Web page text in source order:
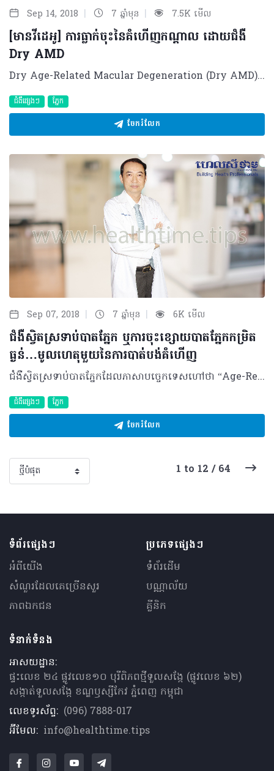
Sep 14, 2018 | 7 ឆ្នាំមុន | 7.5K មើល
[មានវីដេអូ] ការធ្លាក់ចុះនៃគំហើញកណ្តាល ដោយជំងឺ
Dry AMD
Dry Age-Related Macular Degeneration (Dry AMD) ត្រូវបានសង្កេតឃើញថាមានការកើតឡើងចំពោះអ្នកដែលមានវ័យចាប់ពី ៦៥ឆ្នាំឡើង និងពិសេសចំពោះជនជាតិស្បែកស។ នៅប៉ុន្មានឆ្នាំចុងក្រោយនេះផងដែរ ករណីនៃជំងឺ Dry AMD ត្រូវបានដឹងថាមានការកើនឡើងជាលំដាប់ ចំពោះជនជាតិអាស៊ីដោយសារកត្តាជាច្រើន។ តើអ្វីជា Dry AMD? Dry Age-Related Macular Degeneration (Dry AMD) គឺជាការវិវឌ្ឍចុះខ្សោយនៃកោសិកាបាតភ្នែក បណ្តាលមកពីជរាភាព ដែលវាអាចធ្វើឲ្យមានការធ្លាក់ចុះនៃគំហើញកណ្តាលរបស់អ្នកជំងឺ។ មូលហេតុ និងកត្តាប្រឈម មូលហេតុពិតប្រាកដនៃជំងឺ Dry AMD នៅមិនទាន់ត្រូវបានដឹងច្បាស់នៅឡើយទេ ប៉ុន្តែជាក់ស្តែង កត្តាបរិស្ថាន និងសេនេទិច ត្រូវបានដឹងថាអាចបង្កើនហានិភ័យក្នុងការប្រឈមនឹងជំងឺនេះបាន។ ក្រៅពីនេះ អ្នកដែលមានហានិភ័យខ្ពស់ក្នុងការប្រឈមនឹងជំងឺ Dry AMD រួមមាន៖ - មនុស្សវ័យចំណាស់ ពិសេសចាប់ពី ៦៥ឆ្នាំឡើង - អ្នកមានជំងឺប្រចាំកាយដូចជា ជំងឺសរសៃឈាមបេះដូង លើសជាតិខ្លាញ់ជាដើម - អ្នកចូលចិត្តពិសាអាហារមានជាតិខ្លាញ់ច្រើន និងពិសេសអ្នកញៀនបារី - អ្នកមានប្រវត្តិគ្រួសារធ្លាប់កើតជំងឺនេះ - អ្នកមានមុខរបរ ឬការងារ ឬរស់នៅ មិនសូវសកម្ម ដូចជាឧស្សាហ៍អង្គុយនៅមួយកន្លែងមិនសូវបានធ្វើចលនា។ រោគសញ្ញាសម្គាល់ - ដំណាក់កាលដំបូង៖ អ្នកជំងឺអាចពុំមានផលប៉ះពាល់ណាមួយលើគំហើញឡើយ (ការមើលឃើញធម្មតា ឬបើសិនធ្លាក់ចុះអាចធ្លាក់ចុះក្នុងកម្រិតបន្តិចបន្តួច) ដែលជាហេតុធ្វើឲ្យអ្នកជំងឺមិនដឹងថាខ្លួនមានជំងឺនេះ។ - ដំណាក់កាលធ្ងន់ធ្ងរ៖ • ការមើលឃើញ ឬគំហើញកណ្តាលរបស់គាត់អាចធ្លាក់ចុះ មានន័យថារាល់ផ្ទៃរូបភាពដែលគាត់មើលអាចមានចំណុចពណ៌ខ្មៅនៅកណ្តាល ដែលធ្វើឲ្យគាត់បាត់បង់រូបភាពកណ្តាល • ការមើលឃើញអាចមិនស្មើសាច់ វៀច ប៉ោងឬកោង ជាពិសេសនៅពេលអ្នកជំងឺធ្វើដំណើរ • បន្ទាប់មក អាចមានការថយចុះក្នុងការមើលពណ៌ មានន័យថាពណ៌ដែលឃើញមិនដូចធម្មជាតិដោយអាចស្លេកជាងមុន ឬឈានដល់ការបាត់បង់ពណ៌ទាំងស្រុងតែម្តង • បន្ទាប់មកទៀត អ្នកជំងឺអាចមានផលលំបាកក្នុងការមើល នៅពេលផ្លាស់ទីពីកន្លែងងងឹតទៅកន្លែងភ្លឺ ឬ ពីភ្លឺមកងងឹត។ យន្តការនៃជំងឺ Dry AMD ស្រទាប់បាតភ្នែករេទីណា (Retina) មានកោសិកាមួយឈ្មោះ Bruch membrane ដែលស្ថិតនៅចន្លោះសរសៃឈាម និងកោសិកាសម្រាប់ចាប់ពណ៌ និងពន្លឺ។ ចំពោះអ្នកជំងឺ Dry AMD គេសង្កេតឃើញកោសិកា Bruch membrane មានភាពក្រាស់ជាងមុន និងមានភាពខ្សោយជាងមុនដែលបណ្តាលឲ្យពពួកប្រូតេអុីន និងលីពីត (ខ្លាញ់)អាចមកប្រមូលផ្តុំនៅត្រង់នោះ បង្កឲ្យមានភាពប៉ោង ឬហើម និងបង្កើតបានជា Drusen (កាកសំណល់ប្រូតេអ៊ីន និងលីពីតដែលកកនៅកោសិកាបាតភ្នែកត្រង់កន្លែងចាប់រូបភាព)។ ការធ្វើរោគវិនិច្ឆ័យត្រឹមត្រូវ ការធ្វើរោគវិនិច្ឆ័យ Dry AMD ផ្តោតសំខាន់លើការពិនិត្យសុខភាពបាតភ្នែក ដោយប្រើប្រាស់ថ្នាំបន្តក់ពង្រីកកូនក្រមុំភ្នែក ដើម្បីមើលបាតភ្នែកទាំងមូល និងជាពិសេសត្រង់ចំណុចចាប់រូបភាពកណ្តាលនៅលើបាតភ្នែក (Macula) ដែលរួមមាន៖ - ការស្កេន OCT ដើម្បីដឹងពីកម្រាស់នៃសរសៃបាតភ្នែក ៖ ប្រសិនលទ្ធផលបង្ហាញពីភាពហើម ឬក្រាស់ជាងធម្មតានៃសរសៃបាតភ្នែក អាចបញ្ជាក់បានថាជាជំងឺ Dry AMD ។ - បន្ទាប់មក គ្រូពេទ្យអាចប្រើបច្ចេកទេសមួយទៀតដោយការចាក់ថ្នាំដែលមានសារធាតុ Fluo-rescence សម្រាប់ថត Angiography ដើម្បីមើលឃើញកោសិកា និងរចនាសម្ព័ន្ធសរសៃឈាម(រកមើលការដុះសរសៃឈាមថ្មី ឬការហូរឈាមជាដើម) ។ ការព្យាបាលសមស្រប ការព្យាបាលជំងឺ Dry AMD ត្រូវធ្វើឡើងអាស្រ័យលើដំណាក់កាលនីមួយៗ៖ - ដំណាក់កាលដំបូង ៖ ការព្យាបាលអាចផ្តោតលើរបៀបរបបនៃការញ៉ាំចំណីអាហារ ដោយតម្រូវឲ្យអ្នកជំងឺបន្ថយការបរិភោគអាហារមានជាតិខ្លាញ់គ្រឿងស្រវឹង ពិសេសកាត់ផ្តាច់ការពិសាបារី និងអាចផ្តោតលើទម្លាប់រស់នៅបែបសកម្មផងដែរ។ - ដំណាក់កាលបន្ទាប់ ឬធម្យម ៖ ការព្យាបាលអាចផ្តោតលើការបន្ថែមអាហារបំប៉នដែលមានសារធាតុ Antioxidants ដូចជាពពួក Lutein ឬ Zeaxanthin ដោយវាអាចបន្ថយការវិវឌ្ឍនៃជំងឺទៅជាធ្ងន់ធ្ងរ និងត្រូវបន្តជំរុញការប្រកាន់របបអាហារត្រឹមត្រូវ ជាមួយទម្លាប់ក្នុងការរស់នៅបែបសកម្ម។ - ករណីមិនទទួលបានលទ្ធផលល្អ ក្រោយការប្រើប្រាស់មធ្យោបាយខាងលើ ឬអ្នកជំងឺថែមទាំងមានលេចឡើងនូវសរសៃឈាមថ្មី ឬការហូរឈាមនៅសរសៃបាតភ្នែក នោះការព្យាបាលនឹងផ្តោតលើការបញ្ឈប់ការហូរឈាម និងកាត់បន្ថយការដុះសរសៃឈាមដោយការប្រើកាំរស្មី ឬ ថ្នាំចាក់។ ផលវិបាកនៃអ្នកជំងឺ Dry AMD ចំពោះអ្នកជំងឺដែលមិនបានមកទទួលការពិនិត្យភ្នែកសោះ ឬមិនបានព្យាបាលត្រឹមត្រូវ អាចមានការវិវឌ្ឍឈានដល់ដំណាក់កាលធ្ងន់ធ្ងរទៅហើយ។ ករណីនេះអ្នកជំងឺអាចរងគ្រោះដោយផលវិបាកធ្ងន់ធ្ងរដូចជា ដុះសរសៃឈាម និងហូរឈាមបាតភ្នែក ដែលពិបាកក្នុងការព្យាបាល។ ម៉្យាងវិញទៀត អ្នកជំងឺអាចប្រឈមនឹងការបាត់បង់គំហើញកណ្តាលជារៀងរហូត បានន័យថារាល់រូបភាពដែលគាត់មើល នឹងឃើញមានចំណុចខ្មៅនៅកណ្តាល (តែសងខាងចំណុចខ្មៅអាចនៅមើលឃើញ)។ ការការពារចាំបាច់ - ចំពោះអ្នកមានវ័យចាប់ពី ៦០ឆ្នាំ គួរមកទទួលការពិនិត្យសុខភាពភ្នែកយ៉ាងហោចម្តងក្នុងមួយឆ្នាំ និងទទួលដំបូន្មានលើការពិនិត្យសុខភាពទូទៅក៏ដូចជាគ្រប់គ្រង និងព្យាបាលដោយវេជ្ជបណ្ឌិតឯកទេសផងដែរ ប្រសិនបើគាត់មានជំងឺផ្សេងទៀតដូចជា លើសឈាម ទឹកនោមផ្អែម លើសជាតិខ្លាញ់ជាដើម។ - ប្រសិនបើអ្នកជំងឺដែលត្រូវបានធ្វើរោគវិនិច្ឆ័យឃើញថាមានជំងឺ Dry AMD ហើយ ត្រូវចៀសវាងនូវកត្តាហានិភ័យដែលជំរុញការវិវឌ្ឍរបស់ជំងឺដូចជា កត្តាចំណីអាហារ ដែលត្រូវបន្ថយអាហារខ្លាញ់ បារី ស្រា និងកត្តារស់នៅ។ ក្រៅពីនេះ ត្រូវចៀសវាងភាពមិនសកម្ម ពិសេសត្រូវផ្តាច់បារី និងប្រសិនបើមានអាការៈប្រែប្រួលណាមួយលើគំហើញត្រូវមកជួបតាមដានជាមួយនឹងគ្រូពេទ្យជំនាញឲ្យបានឆាប់រហ័ស។ ជំងឺ Dry AMD អាចចាត់ទុកបានថាជាជំងឺថ្មីមួយទៀតដែលត្រូវបានរកឃើញកើនឡើងជាលំដាប់ចំពោះប្រជាជនអាស៊ី ក៏ដូចជាប្រជាជនកម្ពុជាផងដែរ ដោយសារកត្តាប្រែប្រួលនានារួមទាំងចំណីអាហារ ការរស់នៅ ជាមួយនឹងការកើនឡើងនូវជំងឺរ៉ាំរ៉ៃផ្សេងៗ (ការលើសជាតិខ្លាញ់ លើសសម្ពាធឈាម និងទឹកនោមផ្អែមជាដើម)។ ដូចនេះ រាល់អ្នកជំងឺដែលបានរកឃើញថាមានជំងឺ Dry AMDហើយ ក្រៅពីធ្វើការព្យាបាលលើជំងឺនេះផ្ទាល់ គាត់ក៏ត្រូវចាំបាច់ស្វែងរកការព្យាបាលលើជំងឺទូទៅរបស់ខ្លួនឲ្យបានប្រញាប់ផងដែរ ដើម្បីចៀសវាងនូវហានិភ័យធ្ងន់ធ្ងរទៅថ្ងៃក្រោយដែលពិបាកក្នុងការព្យាបាល។ ដោយឡែក វេជ្ជបណ្ឌិតរួមទាំងអ្នកវិជ្ជាជីវៈសុខាភិបាល ក៏គួរប្រាកដថាអ្នកជំងឺដែលមានជំងឺទូទៅត្រូវបានពន្យល់ និងណែនាំឲ្យទទួលការពិនិត្យសុខភាពបាតភ្នែកផងដែរ ប្រសិនបើគាត់មានរោគសញ្ញា ឬបញ្ហាភ្នែក ដោយសារមិនថាជំងឺទឹកនោមផ្អែម លើសជាតិខ្លាញ់ ឬលើសឈាមទេ សុទ្ធតែអាចបង្កហានិភ័យដល់សរីរាង្គដែលមានសរសៃឈាមផ្សេងទៀត។ បកស្រាយដោយ​៖​ វេជ្ជបណ្ឌិត អៀ រស្មី ឯកទេសចក្ខុរោគ នៅមន្ទីរពេទ្យមិត្តភាពខ្មែរ-សូវៀត និងគ្លីនិកឯកទេសភ្នែក ម៉េង រ័ត្ននីន ©2018 រក្សាសិទ្ធិគ្រប់យ៉ាង​ដោយ Healthtime Corporation ចំពោះគ្រប់អត្ថបទដោយគ្មានផ្នែកណាមួយត្រូវបោះពុម្ពផ្សាយចូល ប្រព័ន្ធអ៊ីនធឺណែតឧបករណ៍អេឡិចត្រូនិកអាត់ជាសំឡេងឬថតចំលងគ្រប់រូបភាពដោយគ្មានការអនុញ្ញាតឡើយ
ជំងឺផ្សេងៗ ភ្នែក
ចែករំលែក
Sep 07, 2018 | 7 ឆ្នាំមុន | 6K មើល
ជំងឺស្វិតស្រទាប់បាតភ្នែក ឬការចុះខ្សោយបាតភ្នែកកម្រិត
ធ្ងន់…មូលហេតុមួយនៃការបាត់់បង់គំហើញ
ជំងឺស្វិតស្រទាប់បាតភ្នែកដែលភាសាបច្ចេកទេសហៅថា “Age-Related Macular​ De​generation (AMD)” ត្រូវបានបែងចែកចេញជាពីរប្រភេទ រួមមានប្រភេទស្ងួត ឬDry AMD ដែលមានជ្រាបខ្លាញ់ និងមានសម្លាកតិចតួចនៅលើស្រទាប់បាតភ្នែក និងមួយប្រភេទទៀតគឺ “Wet AMD” មានជ្រាបឈាមចេញពីស្រទាប់បាតភ្នែក និងដុះសរសៃឈាមថ្មីស្រទាប់ក្រោម។ ជំងឺនេះត្រូវបានសង្កេតឃើញថាច្រើនកើតមានទៅលើមនុស្សចាស់ អំឡុងវ័យចាប់ពី៥០ឆ្នាំឡើងទៅ។ Wet Age-Related Macular Degene​ration (Wet AMD) គឺជាផ្នែកមួយនៃជំងឺស្វិតស្រទាប់បាតភ្នែក ឬការចុះខ្សោយបាតភ្នែក​កម្រិតធ្ងន់ ហៅកាត់ថា AMD ដែលជា​ប្រភេទជំងឺភ្នែករ៉ាំរ៉ៃ និងមានការវិវឌ្ឍយឺតៗទៅរកភាពចាស់ ឬស្វិតនៃស្រទាប់បាតភ្នែក (Macular) ដោយឃើញមានដុះសរសៃឈាមថ្មី និងមានជ្រាបឈាមចេញពីស្រទាប់នោះធ្វើឲ្យអ្នកជំងឺចុះខ្សោយគំហើញភ្លាមៗ ​ហើយមិនអាច​ជាសះមកសភាពដើមវិញឡើយ។ មូលហេតុ និងកត្តាប្រឈម អ្នកជំងឺស្វិតស្រទាប់បាតភ្នែក គឺទាក់ទងទៅនឹង​វ័យចាស់អាយុចាប់ពី៥០ឆ្នាំឡើងទៅ ជាពិសេស​អំឡុងអាយុ៧០ឆ្នាំ រួមជាមួយនឹងកត្តាបន្ទាប់បន្សំ​ដទៃទៀតដូចជា៖ • ប្រវត្តិគ្រួសារធ្លាប់មានជំងឺស្វិតស្រទាប់បាតភ្នែក • អ្នកដែលមានបញ្ហាភ្នែកដូចជាស្រវាំងជិត ឬ​ពាក្យសាមញ្ញហៅថា ម៉្ញូបមនុស្សចាស់ (Hypermetropia) • ជនជាតិស្បែកស ឬអ្នកដែលមានប្រស្រី​ភ្នែកពណ៌ខៀវ ឬប្រាក់ជួបប្រទះច្រើនជាងអ្នកដែលមានប្រស្រីភ្នែកខ្មៅ ឬត្នោត • អ្នកចូលចិត្តទទួលទានជាតិស្រវឹង និងជក់បារី • អ្នកមានជំងឺប្រចាំកាយដូចជា លើសសម្ពាធឈាម លើសជាតិខ្លាញ់ ស្ទះសរសៃឈាមបេះដូង ទឹកនោមផ្អែម និងស្រ្ដូក (Stroke) ជាដើម • អ្នកដែលលើសទម្ងន់ មិនសូវហាត់ប្រាណ • កង្វះអាហារូបត្ថម្ភ អ្នកដែលប្រើថ្នាំ បេតាប្លុកឃើរ រយៈពេលវែង • អ្នកជំងឺវះកាត់ភ្នែក និងភ្នែកឡើងបាយ • អ្នកប្រឈមទៅនឹងកាំពន្លឺ ជាពិសេសពន្លឺ ព្រះអាទិត្យ • កើតមានទៅលើស្ត្រី (២/៣) ច្រើនជាង បុរស (១/៣) • អ្នកជំងឺកើតលើភ្នែកម្ខាងពីមុនមក (ដែល ជាទូទៅវាច្រើនកើតទៅលើភ្នែកទាំងសងខាង)។ ដោយសារតែមាននូវកត្តាប្រឈមខាងលើទើបបណ្ដាលឲ្យស្រទាប់បាតភ្នែក និងសរសៃឈាមតូចៗ (Choriocapillary) នៃស្រទាប់នោះ មានការខូចខាត ឬស្ទះ ធ្វើឲ្យមានការជ្រាបឈាម និងខ្លាញ់ដែលបណ្ដាលឲ្យស្រទាប់កណ្ដាលនៃបាតភ្នែកត្រង់កន្លែងចាប់ពណ៌ (Mucular) ឡើងហើម និងមានឈាមចេញមកក្រៅ។ រោគសញ្ញានៃ Wet AMD ជាទូទៅ អ្នកជំងឺមានការវិវឌ្ឍពី Dry AMD ទៅជា Wet AMD ដោយមានអាការៈស្រវាំងខ្លាំងភ្លាមៗ ចំកណ្ដាលតែម្ដង និងអាចមើលឃើញរូបភាពវៀច ឬស្រមោលខ្មៅ។ ក្រៅពីសញ្ញាខាងលើ​ ការពិនិត្យរបស់អ្នកឯកទេសបានបង្ហាញពីការជ្រាបឈាម និងការដុះសរសៃឈាមថ្មីៗ នៅនឹងស្រទាប់រេទីន ឬស្រទាប់ខាងក្រោមបាតភ្នែក ដែល នាំឲ្យបាំងកាំពន្លឺ ជាហេតុធ្វើឲ្យស្រវាំង។ ការកំណត់រោគវិនិច្ឆ័យ កាលណាមានការស្រវាំងភ្នែកទាំងសងខាង ឬតែម្ខាងក្នុងវ័យចាស់ អ្នកជំងឺត្រូវតែប្រញាប់ធ្វើការ​ពិនិត្យភ្នែកជាមួយនឹងអ្នកឯកទេស ដែលការពិនិត្យរួមមាន៖ • ការវាស់គំហើញ • ការវាស់សម្ពាធក្នុងភ្នែក • ការវាស់រូបភាពតាមរយៈ Amsler grid • ការពិនិត្យបាតភ្នែកដោយពង្រីកប្រស្រីភ្នែកដែលក្នុង Wet AMD អាចឃើញមានហើម និងជ្រាបឈាមនៅបាតភ្នែក • លើសពីនេះ គ្រូពេទ្យអាចធ្វើការចាក់ថ្នាំចូល​ទៅក្នុងសរសៃឈាមដើម្បីថតបាតភ្នែក និងដឹងច្បាស់ពីទំហំនៃការខូចខាតរបស់បាតភ្នែក​​ (Fundus Fluorescein Angiography (FFA) • ការស្កេនស្រទាប់បាតភ្នែក (OCT & ICG)។ ការព្យាបាល និងផលវិបាក ជំងឺស្វិតស្រទាប់បាតភ្នែកប្រភេទ Wet AMD ត្រូវធ្វើការព្យាបាលជាចាំបាច់តាម៣របៀប រួមមាន៖ • ព្យាបាលដោយប្រើឡាស៊ែរ៖ មានឥទ្ធិពល ទៅភ្ជិតសរសៃឈាមដែលមានជ្រាបឈាម និងកាត់បន្ថយសរសៃឈាមដុះថ្មី • ព្យាបាលដោយចាក់ថ្នាំ៖ ការប្រើប្រភេទថ្នាំ Anti-Vascular Endothelial Growth Factor (Anti-VEGF) ចាក់ទៅក្នុងភ្នែក ដើម្បីកាត់បន្ថយនូវការដុះលូតលាស់នៃសរសៃឈាមថ្មីៗ ដែលងាយដាច់ និងជ្រាបឈាម • ការវះកាត់៖ ធ្វើឡើងក្នុងករណីមានសរសៃឈាមដុះថ្មីច្រើន ដែលត្រូវព្យាបាលរួមជាមួយការបាញ់ឡាស៊ែរ (PDT)។ ការបាត់បង់គំហើញមិនអាចស្រោចស្រង់បានដោយសារ Wet AMD នឹងកើនឡើងរហូត ទៅដល់៨៨% ប្រសិនបើអ្នកជំងឺមិនបានទទួលការព្យាបាលទាន់ពេលវេលា។ វិធីសាស្រ្តក្នុងការការពារ យើងអាចបញ្ចៀសខ្លួនពីជំងឺស្វិតស្រទាប់បាតភ្នែកបាន ដោយកាត់បន្ថយនូវកត្តាប្រឈមមួយចំនួនដែលយើងអាចធ្វើទៅបានតួយ៉ាង កាត់បន្ថយ ការទទួលទានអាហារប្រភេទខ្លាញ់ បញ្ឈប់ការ សេពគ្រឿងស្រវឹង ផ្តាច់បារី និងថែរក្សាសុខភាពមិនឲ្យមានជំងឺរ៉ាំរ៉ៃ ឬជំងឺប្រចាំកាយជាដើម។ អាយុកាន់តែច្រើន តែងតែជួបប្រទះនូវបញ្ហាភ្នែកជាញឹកញាប់ ដូច្នេះ ចំពោះអ្នកដែលមានអាយុចាប់ ពី៥០ឆ្នាំឡើងទៅ គួរទៅពិនិត្យភ្នែករៀងរាល់មួយឆ្នាំម្ដង ដើម្បីតាមដានសុខភាព ភ្នែក។ ទោះបីមានការស្រវាំងតិចតួចក្ដី ត្រូវតែទៅទទួលការពិនិត្យ និងព្យាបាលពីអ្នកឯកទេសចក្ខុរោគឲ្យបានត្រឹមត្រូវ ដើម្បីអាចជួយសង្គ្រោះពីការបាត់បង់គំហើញទាន់ពេលវេលា។ សម្រាប់ព័ត៌មានបន្ថែមសូមទំនាក់ទំនង លេខទូរស័ព្ទ៖ ០១២ ៩២២ ៩៤២ អ៊ីម៉ែល៖ amarinmarmd@gmail.com បកស្រាយដោយ​៖ សាស្ត្រាចារ្យ វេជ្ជបណ្ឌិត ម៉ារ អមរិន្ទ ឯកទេសចក្ខុរោគ មានតួនាទីជាអនុប្រធានការិយាល័យបច្ចេកទេស និងជាប្រធានផ្នែកចក្ខុរោគ នៃមន្ទីរពេទ្យព្រះអង្គឌួង ©2018 រក្សាសិទ្ធិគ្រប់យ៉ាង​ដោយ Healthtime Corporation ចំពោះគ្រប់អត្ថបទដោយគ្មានផ្នែកណាមួយត្រូវបោះពុម្ពផ្សាយចូល ប្រព័ន្ធអ៊ីនធឺណែតឧបករណ៍អេឡិចត្រូនិកអាត់ជាសំឡេងឬថតចំលងគ្រប់រូបភាពដោយគ្មានការអនុញ្ញាតឡើយ
ជំងឺផ្សេងៗ ភ្នែក
ចែករំលែក
1 to 12 / 64
ទំព័រផ្សេងៗ
អំពីយើង
សំណួរ​ដែលគេ​ច្រើន​សួរ
ភាពឯកជន
ប្រភេទផ្សេងៗ
ទំព័រដើម
បណ្ណាល័យ
គ្លីនិក
ទំនាក់ទំនង
អាសយដ្ឋាន:
ផ្ទះលេខ ២៤ ផ្លូវលេខ១០ បុរីពិភពថ្មីទួលសង្កែ (ផ្លូវលេខ ៦២)
សង្កាត់ទួលសង្កែ ខណ្ឌឫស្សីកែវ ភ្នំពេញ កម្ពុជា
លេខទូរស័ព្ទ: (096) 7888-017
អ៊ីមែល: info@healthtime.tips